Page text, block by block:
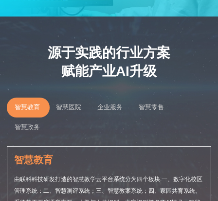
源于实践的行业方案
赋能产业AI升级
智慧教育 智慧医院 企业服务 智慧零售
智慧政务
智慧教育
由联科科技研发打造的智慧教学云平台系统分为四个板块:一、数字化校区
管理系统；二、智慧测评系统；三、智慧教案系统；四、家园共育系统。